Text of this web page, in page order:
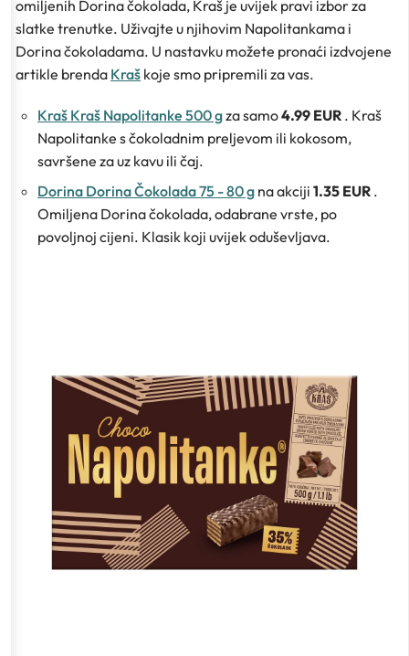
omiljenih Dorina čokolada, Kraš je uvijek pravi izbor za
slatke trenutke. Uživajte u njihovim Napolitankama i
Dorina čokoladama. U nastavku možete pronaći izdvojene
artikle brenda Kraš koje smo pripremili za vas.
Kraš Kraš Napolitanke 500 gza samo4.99 EUR . Kraš
Napolitanke s čokoladnim preljevom ili kokosom,
savršene za uz kavu ili čaj.
Dorina Dorina Čokolada 75 - 80 g na akciji 1.35 EUR .
Omiljena Dorina čokolada, odabrane vrste, po
povoljnoj cijeni. Klasik koji uvijek oduševljava.